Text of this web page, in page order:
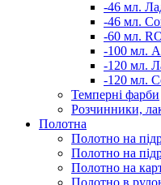
-46 мл.
-46 мл.
-60 мл.
-100 мл.
-120 мл.
-120 мл.
Темперні фарби
Розчинники,
Полотна
Полотно на
Полотно на
Полотно на
Полотно в